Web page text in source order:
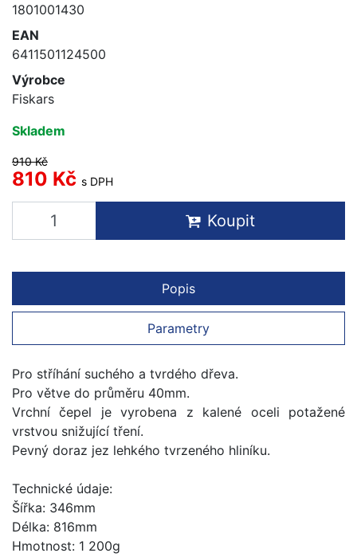
1801001430
EAN
6411501124500
Výrobce
Fiskars
Skladem
910 Kč
810 Kč s DPH
Koupit
Popis
Parametry
Pro stříhání suchého a tvrdého dřeva.
Pro větve do průměru 40mm.
Vrchní čepel je vyrobena z kalené oceli potažené
vrstvou snižující tření.
Pevný doraz jez lehkého tvrzeného hliníku.
Technické údaje:
Šířka: 346mm
Délka: 816mm
Hmotnost: 1 200g